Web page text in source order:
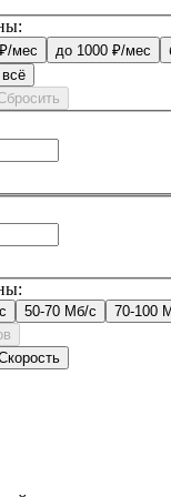
мес до 1000 ₽/мес
50-70 Мб/с
70-100